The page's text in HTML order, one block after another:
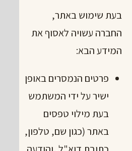
בעת שימוש באתר,
החברה עשויה לאסוף את
המידע הבא:
פרטים הנמסרים באופן
ישיר על ידי המשתמש
בעת מילוי טפסים
באתר (כגון שם, טלפון,